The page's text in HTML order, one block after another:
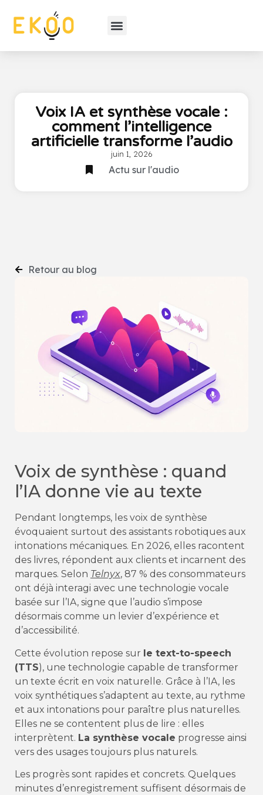
Voix IA et synthèse vocale :
comment l’intelligence
artificielle transforme l’audio
juin 1, 2026
Actu sur l'audio
Retour au blog
Voix de synthèse : quand
l’IA donne vie au texte
Pendant longtemps, les voix de synthèse
évoquaient surtout des assistants robotiques aux
intonations mécaniques. En 2026, elles racontent
des livres, répondent aux clients et incarnent des
marques. Selon Telnyx, 87 % des consommateurs
ont déjà interagi avec une technologie vocale
basée sur l’IA, signe que l’audio s’impose
désormais comme un levier d’expérience et
d’accessibilité.
Cette évolution repose sur le text-to-speech
(TTS), une technologie capable de transformer
un texte écrit en voix naturelle. Grâce à l’IA, les
voix synthétiques s’adaptent au texte, au rythme
et aux intonations pour paraître plus naturelles.
Elles ne se contentent plus de lire : elles
interprètent. La synthèse vocale progresse ainsi
vers des usages toujours plus naturels.
Les progrès sont rapides et concrets. Quelques
minutes d’enregistrement suffisent désormais de